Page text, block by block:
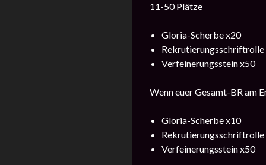
11-50 Plätze
Gloria-Scherbe x20
Rekrutierungsschriftrolle
Verfeinerungsstein x50
Wenn euer Gesamt-BR am
Gloria-Scherbe x10
Rekrutierungsschriftrolle
Verfeinerungsstein x50